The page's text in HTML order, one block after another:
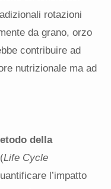
rotazioni
da grano, orzo
contribuire ad
nutrizionale ma ad
della
(Life Cycle
l’impatto